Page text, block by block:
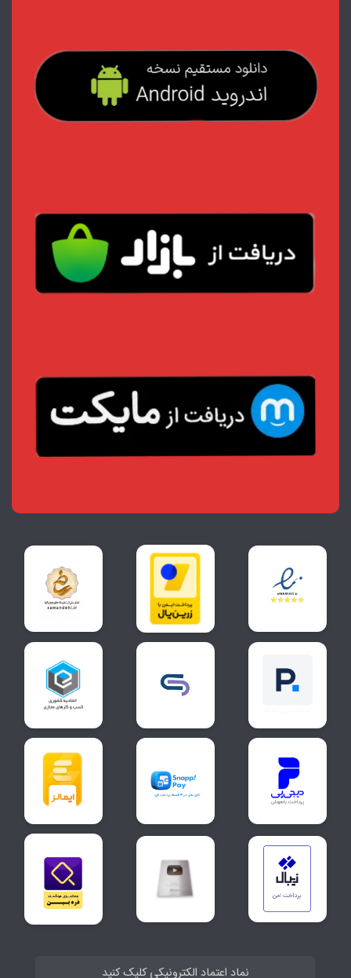
نماد اعتماد الکترونیکی کلیک کنید